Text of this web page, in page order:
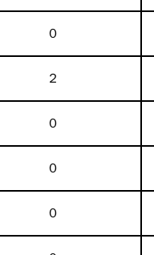
０
２
０
０
０